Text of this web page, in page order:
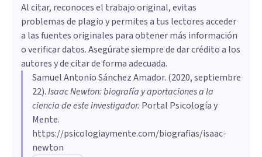
Al citar, reconoces el trabajo original, evitas
problemas de plagio y permites a tus lectores acceder
a las fuentes originales para obtener más información
o verificar datos. Asegúrate siempre de dar crédito a los
autores y de citar de forma adecuada.
Samuel Antonio Sánchez Amador. (2020, septiembre
22).Isaac Newton: biografía y aportaciones a la
ciencia de este investigador. Portal Psicología y
Mente.
https://psicologiaymente.com/biografias/isaac-
newton